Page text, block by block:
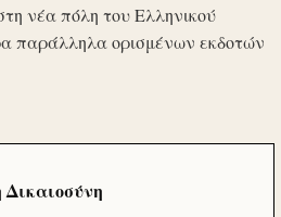
νέα πόλη του Ελληνικού
παράλληλα ορισμένων εκδοτών